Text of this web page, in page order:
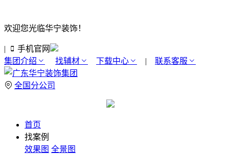
欢迎您光临华宁装饰！
|
手机官网
集团介绍
找辅材 下载中心 | 联系客服
全国分公司
首页
找案例
效果图 全景图